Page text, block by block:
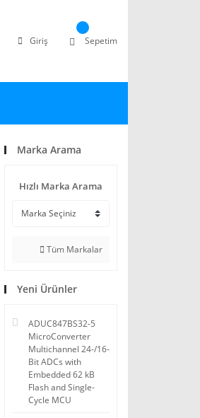
Giriş Sepetim
Marka Arama
Hızlı Marka Arama
Tüm Markalar
Yeni Ürünler
ADUC847BS32-5
MicroConverter
Multichannel 24-/16-
Bit ADCs with
Embedded 62 kB
Flash and Single-
Cycle MCU